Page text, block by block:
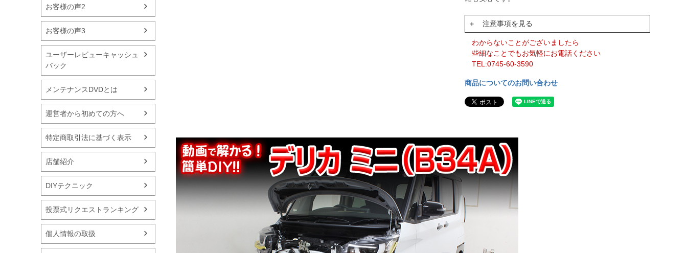
お客様の声2
お客様の声3
ユーザーレビューキャッシュ
バック
メンテナンスDVDとは
運営者から初めての方へ
特定商取引法に基づく表示
店舗紹介
DIYテクニック
投票式リクエストランキング
個人情報の取扱
＋ 注意事項を見る
わからないことがございましたら
些細なことでもお気軽にお電話ください
TEL:0745-60-3590
商品についてのお問い合わせ